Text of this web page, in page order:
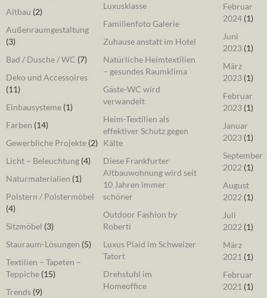
Altbau (2)
Außenraumgestaltung
(3)
Bad / Dusche / WC (7)
Deko und Accessoires
(11)
Einbausysteme (1)
Farben (14)
Gewerbliche Projekte (2)
Licht – Beleuchtung (4)
Naturmaterialien (1)
Polstern / Polstermöbel
(4)
Sitzmöbel (3)
Stauraum-Lösungen (5)
Textilien – Tapeten –
Teppiche (15)
Trends (9)
Luxusklasse
Familienfoto Galerie
Zuhause anstatt im Hotel
Natürliche Heimtextilien
– gesundes Raumklima
Gäste-WC wird
verwandelt
Heim-Textilien als
effektiver Schutz gegen
Kälte
Diese Frankfurter
Altbauwohnung wird seit
10 Jahren immer
schöner
Outdoor Fashion by
Roberti
Luxus Plaid im Schweizer
Tatort
Drehstuhl im
Homeoffice
Februar
2024(1)
Juni
2023(1)
März
2023(1)
Februar
2023(1)
Januar
2023(1)
September
2022 (1)
August
2022 (1)
Juli
2022 (1)
März
2021 (1)
Februar
2021 (1)